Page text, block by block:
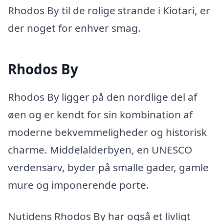
Rhodos By til de rolige strande i Kiotari, er
der noget for enhver smag.
Rhodos By
Rhodos By ligger på den nordlige del af
øen og er kendt for sin kombination af
moderne bekvemmeligheder og historisk
charme. Middelalderbyen, en UNESCO
verdensarv, byder på smalle gader, gamle
mure og imponerende porte.
Nutidens Rhodos By har også et livligt